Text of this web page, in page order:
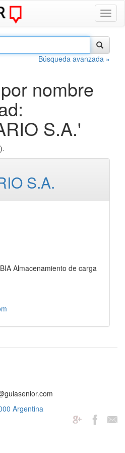
Búsqueda avanzada »
nombre
S.A.'
S.A.
Almacenamiento de carga
Argentina